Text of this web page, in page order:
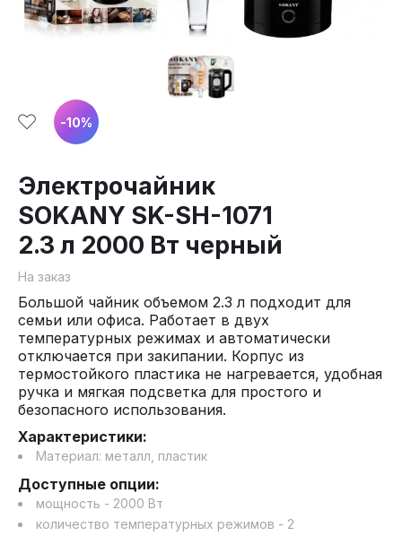
Электрочайник
SOKANY SK-SH-1071
2.3 л 2000 Вт черный
На заказ
Большой чайник объемом 2.3 л подходит для
семьи или офиса. Работает в двух
температурных режимах и автоматически
отключается при закипании. Корпус из
термостойкого пластика не нагревается, удобная
ручка и мягкая подсветка для простого и
безопасного использования.
-10%
Характеристики:
Материал: металл, пластик
Доступные опции:
мощность - 2000 Вт
количество температурных режимов - 2